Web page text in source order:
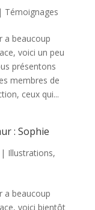
Témoignages
a beaucoup
voici un peu
présentons
membres de
ceux qui...
: Sophie
Illustrations,
a beaucoup
voici bientôt